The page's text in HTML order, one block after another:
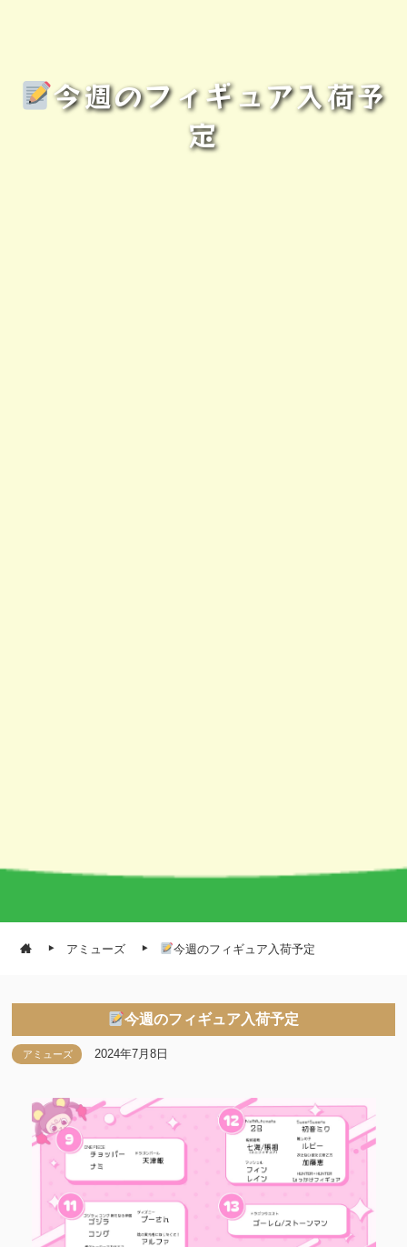
今週のフィギュア入荷予
定
アミューズ 今週のフィギュア入荷予定
今週のフィギュア入荷予定
アミューズ 2024年7月8日